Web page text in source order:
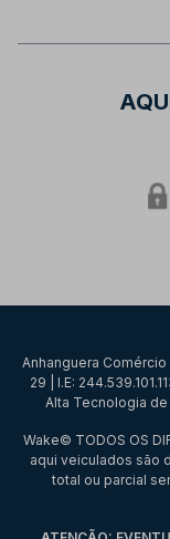
Anhanguera
29 | I.E:
Alta Tecnologia de
Wake© TODOS OS
aqui veiculados são
total ou parcial